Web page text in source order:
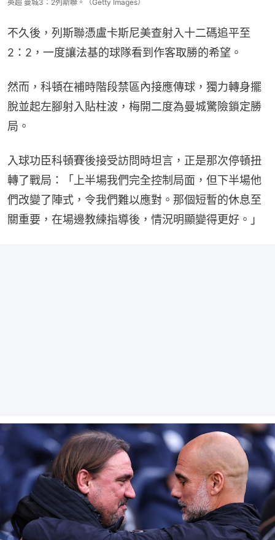
英超 曼城3：2列斯聯。（Getty Images）
不久後，列斯聯憑盧卡斯尼美查射入十二碼追平至
2：2，一度讓法基的球隊看到作客取勝的希望。
然而，科頓在補時階段禁區內接應傳球，獨力轉身擺
脫並起左腳射入貼柱波，梅開二度為曼城驚險鎖定勝
局。
入球功臣科頓賽後接受訪問時坦言，正是那次停頓扭
轉了戰局：「上半場我們完全控制局面，但下半場他
們改變了陣式，令我們難以應對。那個短暫的休息至
關重要，在場邊教練指導後，情況明顯變得更好。」